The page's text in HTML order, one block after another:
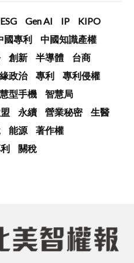
ESG Gen AI IP
KIPO
國專利
中國知識產權
創新 半導體
台商
政治 專利
專利侵權
型手機
智慧局
永續 營業秘密
生醫
能源
著作權
關稅